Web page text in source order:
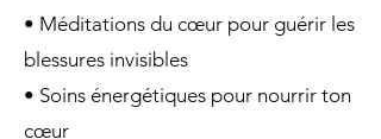
• Méditations du cœur pour guérir les
blessures invisibles
• Soins énergétiques pour nourrir ton
cœur